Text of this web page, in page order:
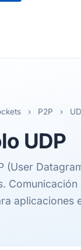
› P2P ›
UDP
(User
aplicaciones